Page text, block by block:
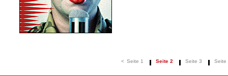
< Seite 1 Seite 2 Seite 3 Seite